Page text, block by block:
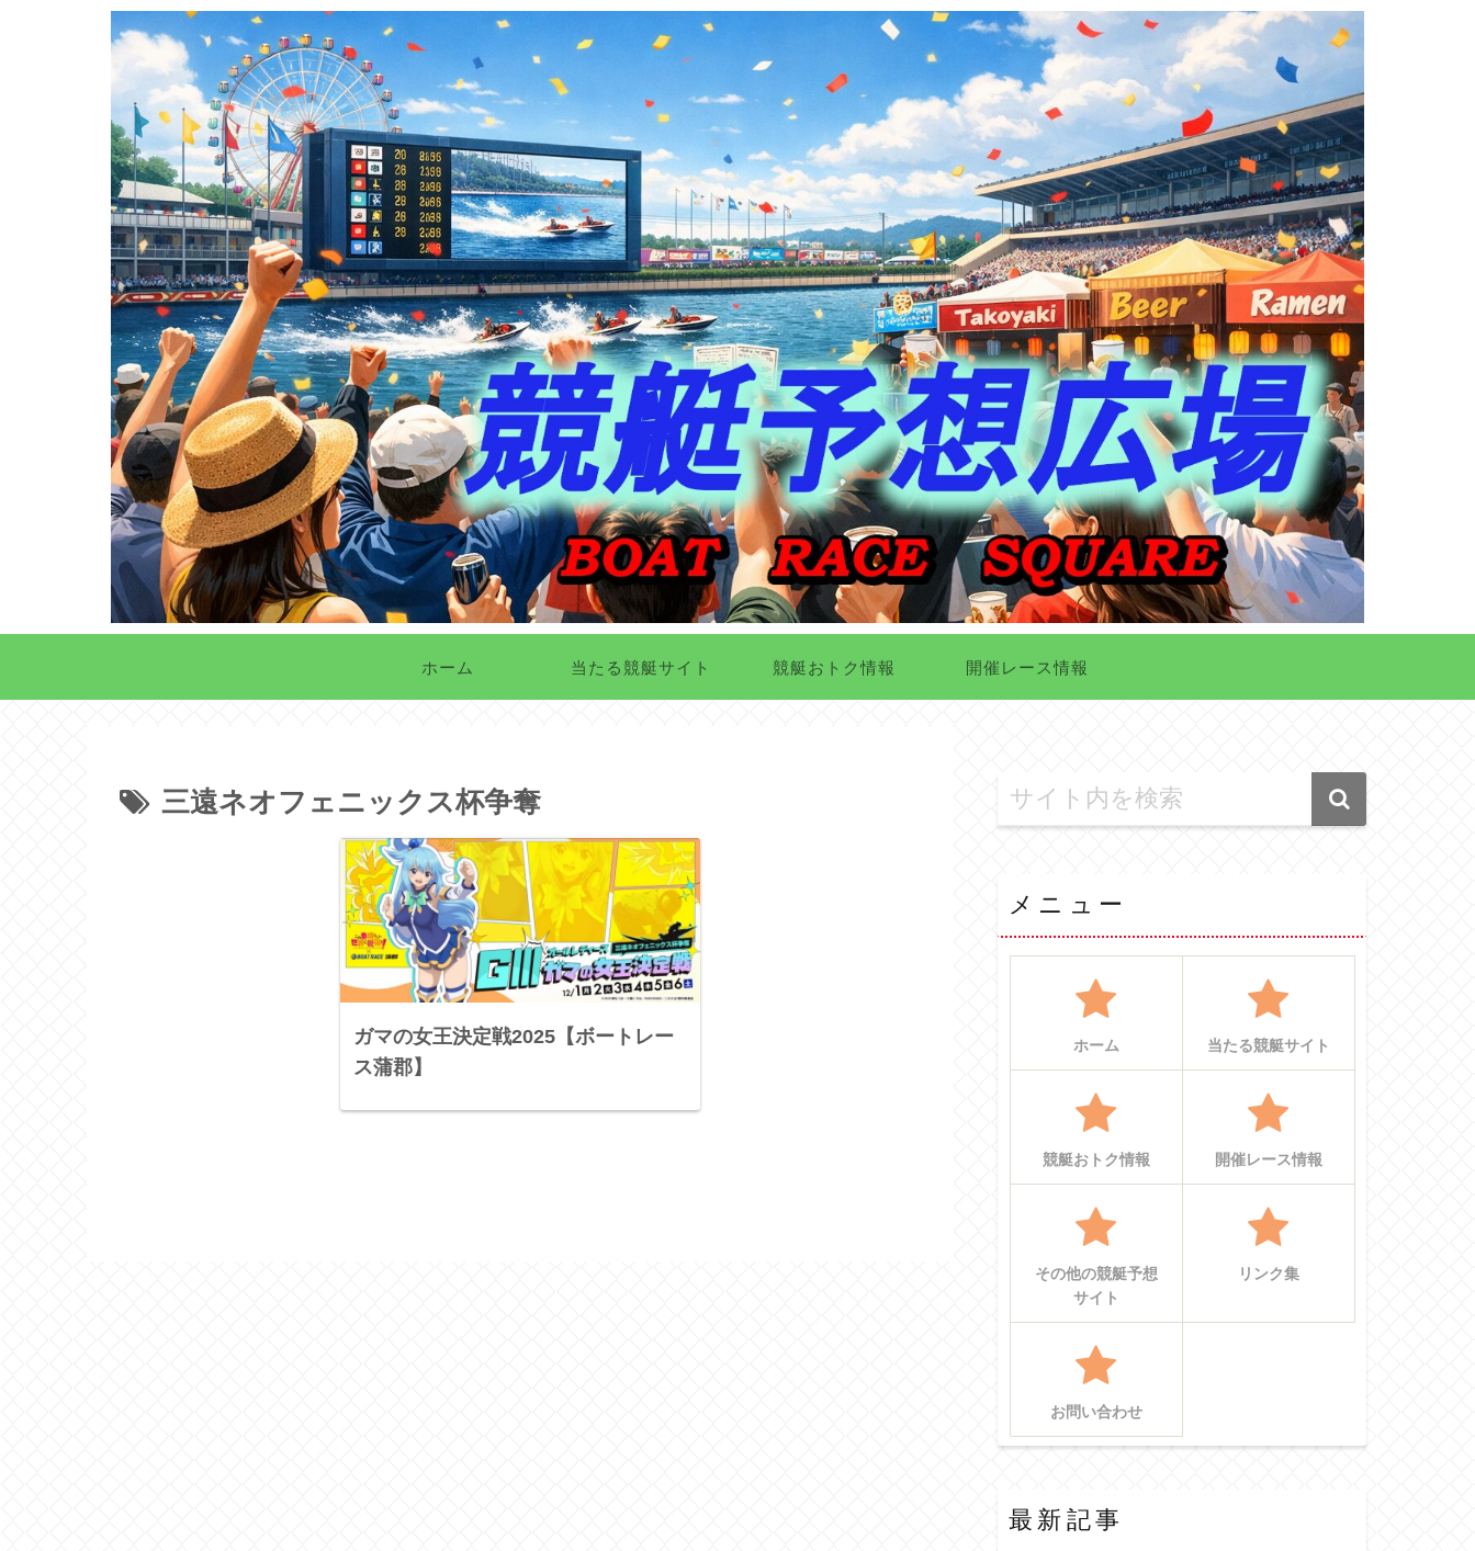
ホーム 当たる競艇サイト 競艇おトク情報 開催レース情報
三遠ネオフェニックス杯争奪
ガマの女王決定戦2025【ボートレー
ス蒲郡】
メニュー
ホーム 当たる競艇サイト
競艇おトク情報 開催レース情報
その他の競艇予想
サイト
リンク集
お問い合わせ
最新記事